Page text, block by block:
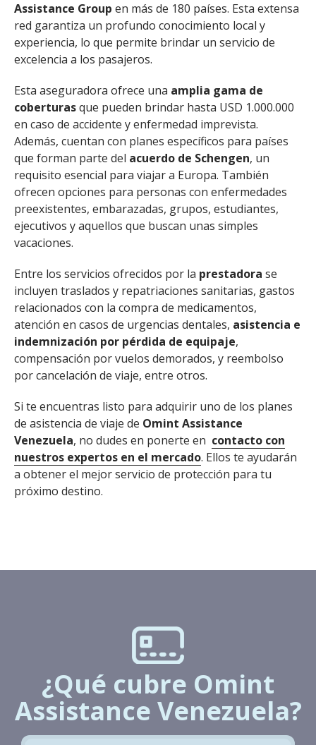
Assistance Group en más de 180 países. Esta extensa
red garantiza un profundo conocimiento local y
experiencia, lo que permite brindar un servicio de
excelencia a los pasajeros.
Esta aseguradora ofrece una amplia gama de
coberturasque pueden brindar hasta USD 1.000.000
en caso de accidente y enfermedad imprevista.
Además, cuentan con planes específicos para países
que forman parte del acuerdo de Schengen, un
requisito esencial para viajar a Europa. También
ofrecen opciones para personas con enfermedades
preexistentes, embarazadas, grupos, estudiantes,
ejecutivos y aquellos que buscan unas simples
vacaciones.
Entre los servicios ofrecidos por la prestadora se
incluyen traslados y repatriaciones sanitarias, gastos
relacionados con la compra de medicamentos,
atención en casos de urgencias dentales, asistencia e
indemnización por pérdida de equipaje,
compensación por vuelos demorados, y reembolso
por cancelación de viaje, entre otros.
Si te encuentras listo para adquirir uno de los planes
de asistencia de viaje de Omint Assistance
Venezuela, no dudes en ponerte en contacto con
nuestros expertos en el mercado. Ellos te ayudarán
a obtener el mejor servicio de protección para tu
próximo destino.
¿Qué cubre Omint
Assistance Venezuela?